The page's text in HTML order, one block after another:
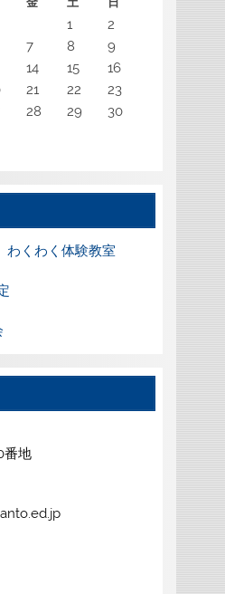
1
2
7 8
9
14 15
16
21 22
23
28 29
30
わくわく体験教室
番地